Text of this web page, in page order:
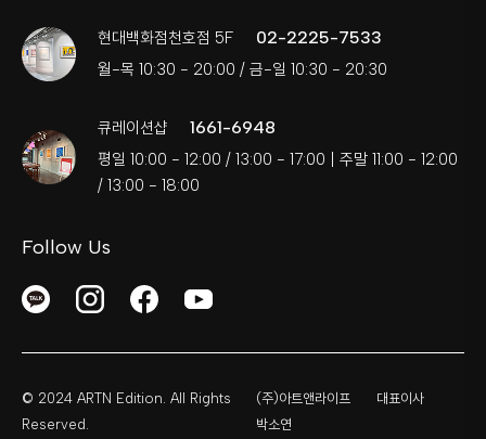
현대백화점천호점 5F 02-2225-7533
월-목 10:30 - 20:00 / 금-일 10:30 - 20:30
큐레이션샵 1661-6948
평일 10:00 - 12:00 / 13:00 - 17:00 | 주말 11:00 - 12:00
/ 13:00 - 18:00
Follow Us
© 2024 ARTN Edition. All Rights
Reserved.
(주)아트앤라이프
대표이사
박소연